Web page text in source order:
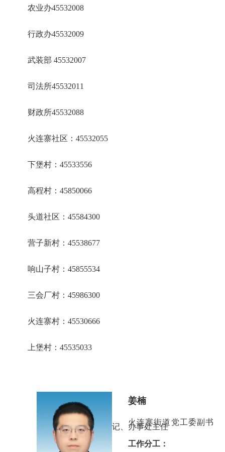
农业办45532008
行政办45532009
武装部 45532007
司法所45532011
财政所45532088
火连寨社区：45532055
下堡村：45533556
高程村：45850066
头道社区：45584300
营子新村：45538677
响山子村：45855534
三会厂村：45986300
火连寨村：45530666
上堡村：45535033
姜楠
火连寨街道党工委副书
记、办事处主任
工作分工：